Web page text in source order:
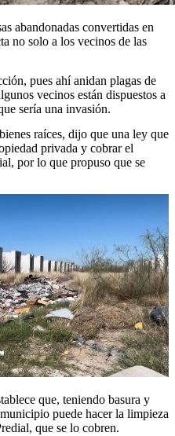
abandonadas convertidas en
no solo a los vecinos de las
pues ahí anidan plagas de
vecinos están dispuestos a
sería una invasión.
raíces, dijo que una ley que
privada y cobrar el
por lo que propuso que se
que, teniendo basura y
puede hacer la limpieza
que se lo cobren.